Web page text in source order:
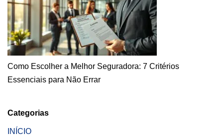
Como Escolher a Melhor Seguradora: 7 Critérios
Essenciais para Não Errar
Categorias
INÍCIO